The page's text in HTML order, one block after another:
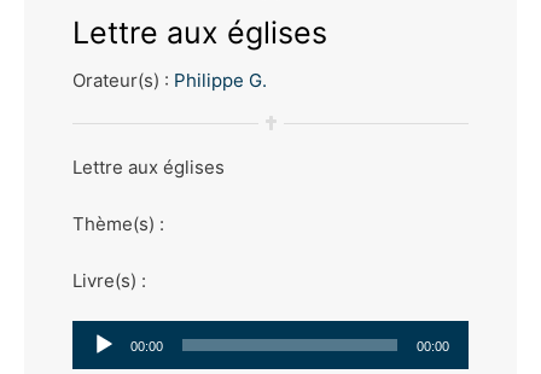
Lettre aux églises
Orateur(s) : Philippe G.
Lettre aux églises
Thème(s) :
Livre(s) :
Lecteur
00:00 00:00